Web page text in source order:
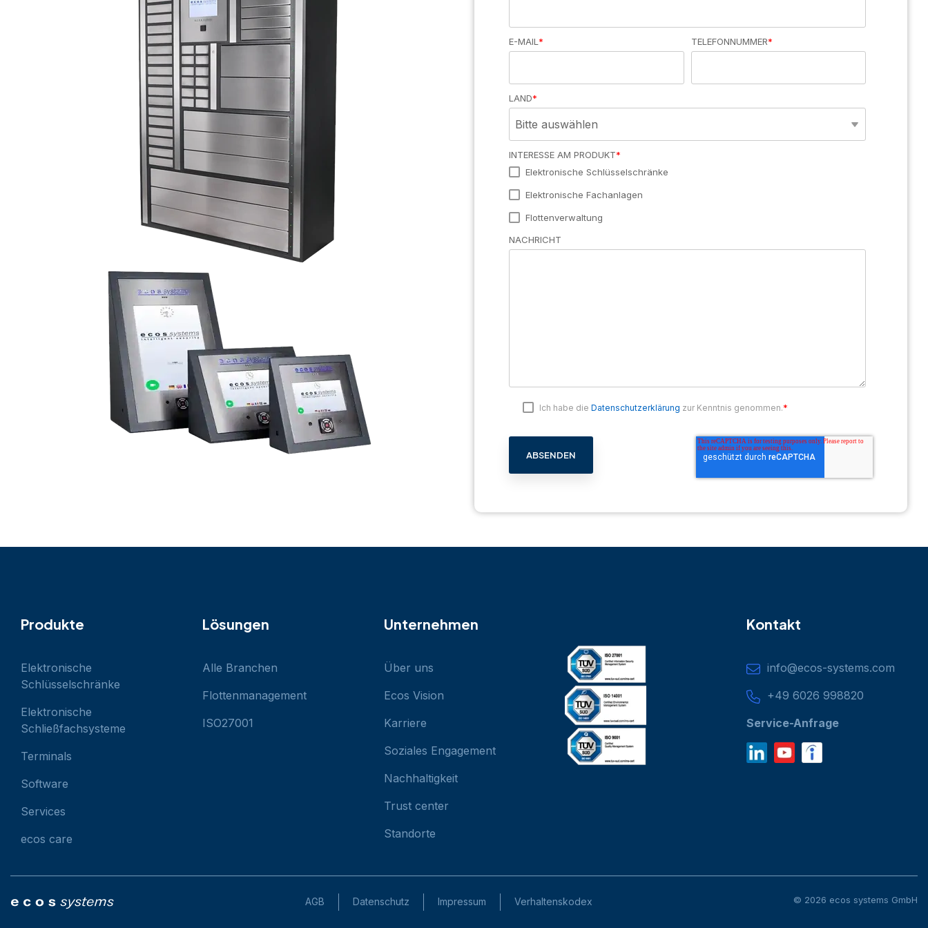
all Ihrer Gegenstände
Geschäftsanwendung von
Drittanbietern
E-MAIL * TELEFONNUMMER*
LAND*
INTERESSE AM PRODUKT*
Elektronische Schlüsselschränke
Elektronische Fachanlagen
Flottenverwaltung
NACHRICHT
Ich habe die Datenschutzerklärung zur Kenntnis genommen.*
Produkte
Elektronische
Schlüsselschränke
Elektronische
Schließfachsysteme
Terminals
Software
Services
ecos care
Lösungen
Alle Branchen
Flottenmanagement
ISO27001
Unternehmen
Über uns
Ecos Vision
Karriere
Soziales Engagement
Nachhaltigkeit
Trust center
Standorte
Kontakt
info@ecos-systems.com
+49 6026 998820
Service-Anfrage
AGB Datenschutz Impressum Verhaltenskodex © 2026 ecos systems GmbH